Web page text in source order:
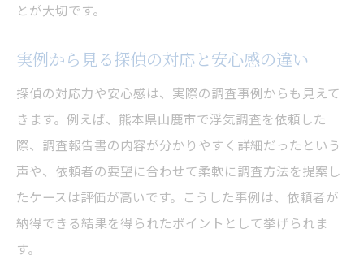
とが大切です。
実例から見る探偵の対応と安心感の違い
探偵の対応力や安心感は、実際の調査事例からも見えて
きます。例えば、熊本県山鹿市で浮気調査を依頼した
際、調査報告書の内容が分かりやすく詳細だったという
声や、依頼者の要望に合わせて柔軟に調査方法を提案し
たケースは評価が高いです。こうした事例は、依頼者が
納得できる結果を得られたポイントとして挙げられま
す。